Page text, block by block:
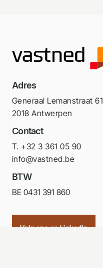
Adres
Generaal Lemanstraat 61
2018 Antwerpen
Contact
T. +32 3 361 05 90
info@vastned.be
BTW
BE 0431 391 860
Volg ons op LinkedIn